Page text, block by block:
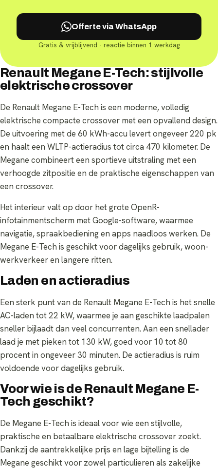
Offerte via WhatsApp
Gratis & vrijblijvend · reactie binnen 1 werkdag
Renault Megane E-Tech: stijlvolle
elektrische crossover
De Renault Megane E-Tech is een moderne, volledig
elektrische compacte crossover met een opvallend design.
De uitvoering met de 60 kWh-accu levert ongeveer 220 pk
en haalt een WLTP-actieradius tot circa 470 kilometer. De
Megane combineert een sportieve uitstraling met een
verhoogde zitpositie en de praktische eigenschappen van
een crossover.
Het interieur valt op door het grote OpenR-
infotainmentscherm met Google-software, waarmee
navigatie, spraakbediening en apps naadloos werken. De
Megane E-Tech is geschikt voor dagelijks gebruik, woon-
werkverkeer en langere ritten.
Laden en actieradius
Een sterk punt van de Renault Megane E-Tech is het snelle
AC-laden tot 22 kW, waarmee je aan geschikte laadpalen
sneller bijlaadt dan veel concurrenten. Aan een snellader
laad je met pieken tot 130 kW, goed voor 10 tot 80
procent in ongeveer 30 minuten. De actieradius is ruim
voldoende voor dagelijks gebruik.
Voor wie is de Renault Megane E-
Tech geschikt?
De Megane E-Tech is ideaal voor wie een stijlvolle,
praktische en betaalbare elektrische crossover zoekt.
Dankzij de aantrekkelijke prijs en lage bijtelling is de
Megane geschikt voor zowel particulieren als zakelijke